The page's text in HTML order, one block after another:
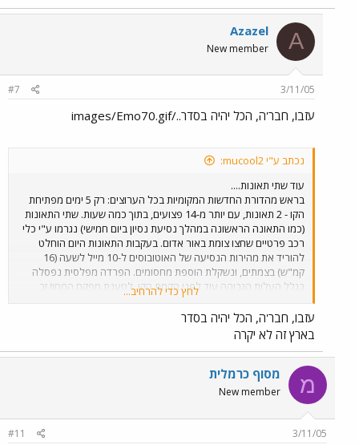
A
Azazel
New member
3/11/05
#7
עזבו, חבר'ה, הכל יהיה בסדר../images/Emo70.gif
נכתב ע"י mucool2:
עוד שתי תאונות....
בראש מהדורת החדשות המקומיות בכל הערוצים: רק 5 ימים מפתיחת
הקו - 2 תאונות, עם יותר מ-14 פצועים, בתוך כמה שעות. שתי התאונות
(כמו התאונה הראשונה במהלך נסיעת נסיון ביום חמישי) נגרמו ע"י כלי
רכב פרטיים שחצו צומת באור אדום. בעקבות התאונות היום הוחלט
להוריד את מהירות הנסיעה של האוטובוסים ל-10 מייל לשעה (16
קמ"ש) בצמתים, ונשקלת הוספת מחסומים. הפרדה מפלסית נפסלה
בגלל העלות הגבוהה עוד לפני הקמת הקו. לטענת מפקח המחוז זב
ירוסלבסקי (שהקו הזה הוא ה"בייבי" שלו) הורדת המהירות תוסיף לזמן
הנסיעה הכולל לא יותר מ-2 דקות. מתנגדי הקו במתכונתו הנוכחית
טוענים שמדובר במחדל, ושאם היו מקשיבים להם כל זה היה נמנע.
לחץ כדי להרחיב...
עזבו, חבר'ה, הכל יהיה בסדר
בארץ זה לא יקרה
מ מסוף כרמלית
New member
3/11/05
#11